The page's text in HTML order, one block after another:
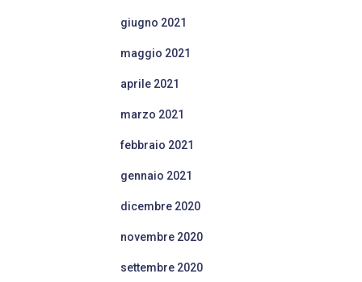
giugno 2021
maggio 2021
aprile 2021
marzo 2021
febbraio 2021
gennaio 2021
dicembre 2020
novembre 2020
settembre 2020